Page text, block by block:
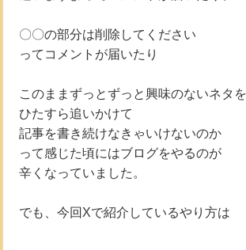
〇〇の部分は削除してください
ってコメントが届いたり
このままずっとずっと興味のないネタを
ひたすら追いかけて
記事を書き続けなきゃいけないのか
って感じた頃にはブログをやるのが
辛くなっていました。
でも、今回Xで紹介しているやり方は